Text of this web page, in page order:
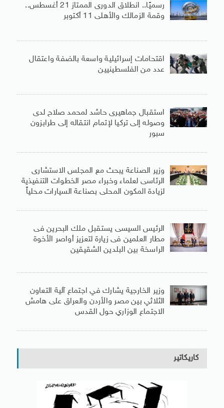
رسميًا.. انطلاق الدورى الممتاز 21 أغسطس..
وقمة الزمالك والأهلى 11 أكتوبر
اقتحامات إسرائيلية واسعة بالضفة واعتقال
عدد من الفلسطينيين
استقبال جماهيرى حاشد لمحمد صلاح لدى
وصوله إلى تركيا لإتمام انتقاله إلى طرابزون
سبور
وزير الصناعة يبحث مع المجلس الاستشارى
الرئاسى لعلماء وخبراء مصر الخطوات التنفيذية
لزيادة المكون المحلى بصناعة السيارات محلياً
الرئيس السيسى يستقبل ملك البحرين فى
مطار العلمين فى زيارة لتعزيز أواصر الأخوة
الراسخة بين البلدين الشقيقين
وزير الخارجية يشارك في اجتماع آلية التعاون
الثلاثي بين مصر والأردن والعراق على هامش
الاجتماع الوزاري حول القدس
كاريكاتير